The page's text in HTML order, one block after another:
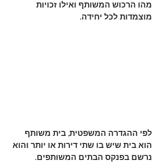
מהו הרכוש המשותף ואילו זכויות
מוצמדות לכל יחידה.
לפי ההגדרה המשפטית, בית משותף
הוא בית שיש בו שתי דירות או יותר והוא
נרשם בפנקס הבתים המשותפים.